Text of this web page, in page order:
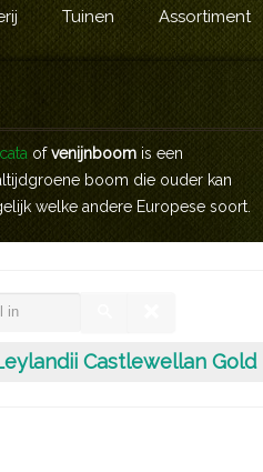
Tuinen Assortiment
ofvenijnboomis een
boom die ouder kan
welke andere Europese soort.
Castlewellan Gold